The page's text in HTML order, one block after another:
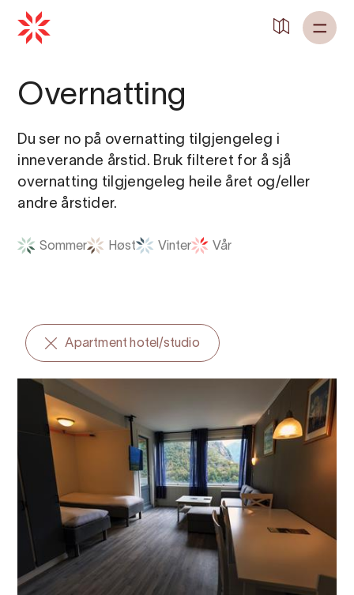
Overnatting
Du ser no på overnatting tilgjengeleg i
inneverande årstid. Bruk filteret for å sjå
overnatting tilgjengeleg heile året og/eller
andre årstider.
Sommer Høst Vinter Vår
Apartment hotel/studio